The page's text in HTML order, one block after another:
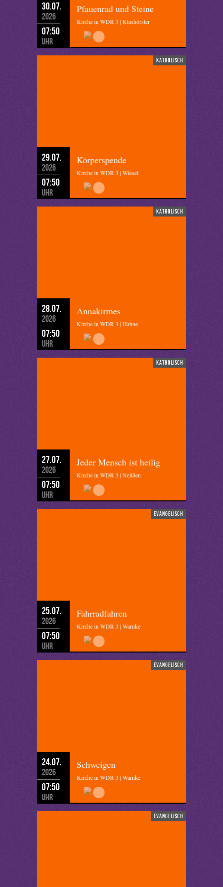
30.07.
2026
07:50
Uhr
Pfauenrad und Steine
Kirche in WDR 3 | Klashörster
katholisch
29.07.
2026
07:50
Uhr
Körperspende
Kirche in WDR 3 | Wiesel
katholisch
28.07.
2026
07:50
Uhr
Annakirmes
Kirche in WDR 3 | Hahne
katholisch
27.07.
2026
07:50
Uhr
Jeder Mensch ist heilig
Kirche in WDR 3 | Nelißen
evangelisch
25.07.
2026
07:50
Uhr
Fahrradfahren
Kirche in WDR 3 | Warnke
evangelisch
24.07.
2026
07:50
Uhr
Schweigen
Kirche in WDR 3 | Warnke
evangelisch